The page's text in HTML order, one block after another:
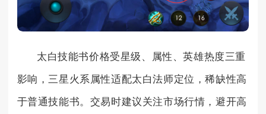
太白技能书价格受星级、属性、英雄热度三重
影响，三星火系属性适配太白法师定位，稀缺性高
于普通技能书。交易时建议关注市场行情，避开高